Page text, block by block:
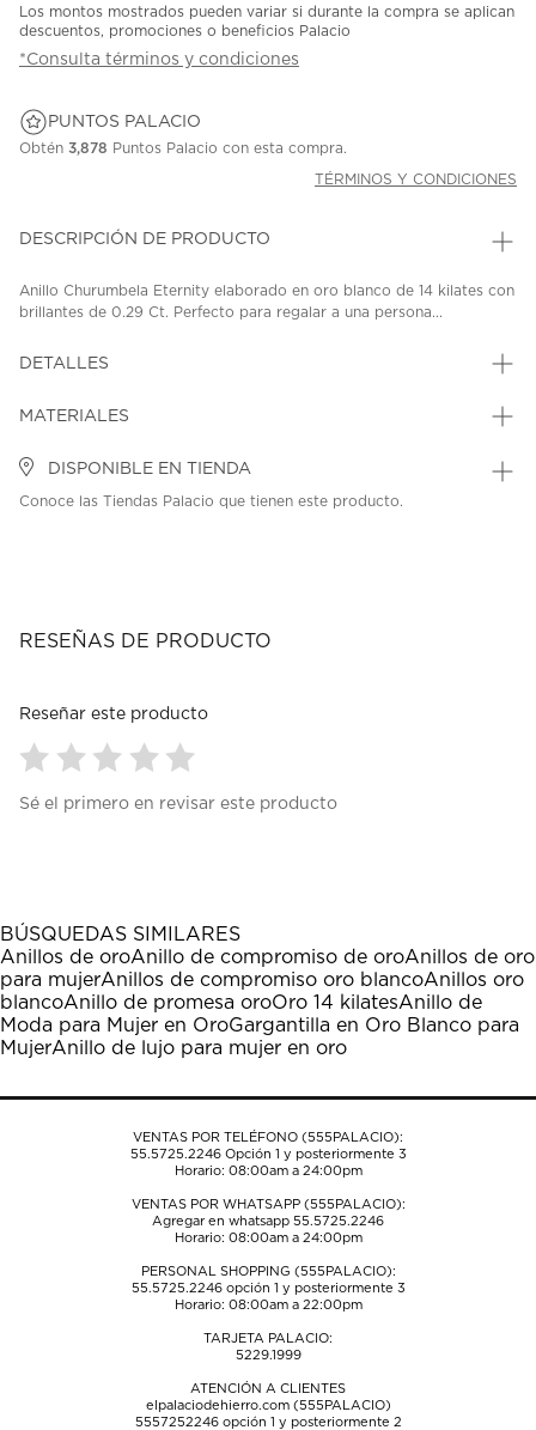
Los montos mostrados pueden variar si durante la compra se aplican
descuentos, promociones o beneficios Palacio
*Consulta términos y condiciones
PUNTOS PALACIO
Obtén 3,878 Puntos Palacio con esta compra.
TÉRMINOS Y CONDICIONES
DESCRIPCIÓN DE PRODUCTO
Anillo Churumbela Eternity elaborado en oro blanco de 14 kilates con
brillantes de 0.29 Ct. Perfecto para regalar a una persona...
DETALLES
MATERIALES
DISPONIBLE EN TIENDA
Conoce las Tiendas Palacio que tienen este producto.
RESEÑAS DE PRODUCTO
Reseñar este producto
para
1
estrella
Esta
acción
abrirá
el
formulario
envío.
para
estrellas.
Esta
acción
abrirá
el
formulario
envío.
para
estrellas.
Esta
acción
abrirá
el
formulario
envío.
para
estrellas.
Esta
acción
abrirá
el
formulario
envío.
para
estrellas.
Esta
acción
abrirá
el
formulario
envío.
Sé el primero en revisar este producto
BÚSQUEDAS SIMILARES
Anillos de oroAnillo de compromiso de oroAnillos de oro
para mujerAnillos de compromiso oro blancoAnillos oro
blancoAnillo de promesa oroOro 14 kilatesAnillo de
Moda para Mujer en OroGargantilla en Oro Blanco para
MujerAnillo de lujo para mujer en oro
VENTAS POR TELÉFONO (555PALACIO):
55.5725.2246Opción 1 y posteriormente 3
Horario: 08:00am a 24:00pm
VENTAS POR WHATSAPP (555PALACIO):
Agregar en whatsapp 55.5725.2246
Horario: 08:00am a 24:00pm
PERSONAL SHOPPING (555PALACIO):
55.5725.2246opción 1 y posteriormente 3
Horario: 08:00am a 22:00pm
TARJETA PALACIO:
5229.1999
ATENCIÓN A CLIENTES
elpalaciodehierro.com (555PALACIO)
5557252246opción 1 y posteriormente 2